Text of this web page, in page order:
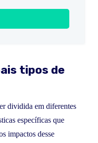
tipos de
dividida em diferentes
específicas que
impactos desse